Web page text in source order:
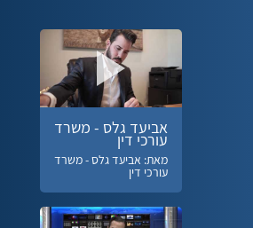
אביעד גלס - משרד
עורכי דין
מאת: אביעד גלס - משרד
עורכי דין